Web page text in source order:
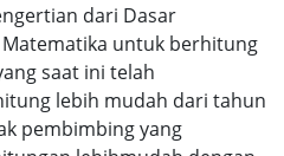
dari Dasar
untuk berhitung
saat ini telah
lebih mudah dari tahun
pembimbing yang